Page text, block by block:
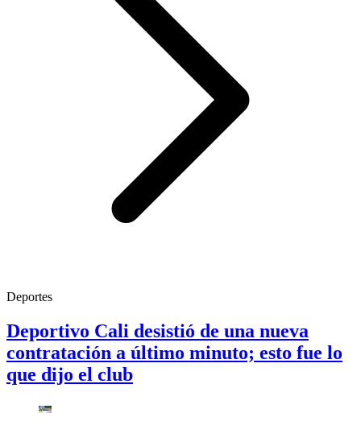
Deportes
Deportivo Cali desistió de una nueva
contratación a último minuto; esto fue lo
que dijo el club